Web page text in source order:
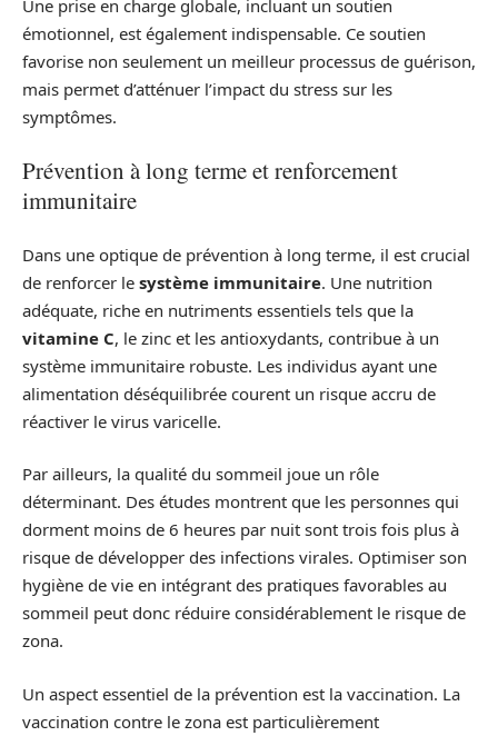
Une prise en charge globale, incluant un soutien
émotionnel, est également indispensable. Ce soutien
favorise non seulement un meilleur processus de guérison,
mais permet d’atténuer l’impact du stress sur les
symptômes.
Prévention à long terme et renforcement
immunitaire
Dans une optique de prévention à long terme, il est crucial
de renforcer le système immunitaire. Une nutrition
adéquate, riche en nutriments essentiels tels que la
vitamine C, le zinc et les antioxydants, contribue à un
système immunitaire robuste. Les individus ayant une
alimentation déséquilibrée courent un risque accru de
réactiver le virus varicelle.
Par ailleurs, la qualité du sommeil joue un rôle
déterminant. Des études montrent que les personnes qui
dorment moins de 6 heures par nuit sont trois fois plus à
risque de développer des infections virales. Optimiser son
hygiène de vie en intégrant des pratiques favorables au
sommeil peut donc réduire considérablement le risque de
zona.
Un aspect essentiel de la prévention est la vaccination. La
vaccination contre le zona est particulièrement